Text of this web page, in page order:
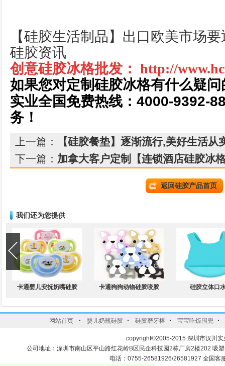
【硅胶生活制品】出口欧美市场
硅胶资讯
创意硅胶冰格批发： http://
如果您对定制硅胶冰格有什么疑
实业全国免费热线： 4000-9392-
务！
上一篇：
【硅胶餐垫】逐渐流行,美好生活从
下一篇： 加拿大客户定制【连锁酒店硅胶冰
返回硅胶产品首页
我们还为您提供
卡通婴儿安抚奶嘴硅胶 卡通狗狗动物硅胶咬胶 硅胶立体口
网站首页 · 婴儿奶瓶硅胶 · 硅胶磨牙棒 · 宝宝吃饭围兜 ·
copyright©2005-2015 深圳市汉川
公司地址：深圳市南山区平山路红花岭B区民企科技园2栋厂房2楼202 吸
电话：0755-26581926/26581927 全国客